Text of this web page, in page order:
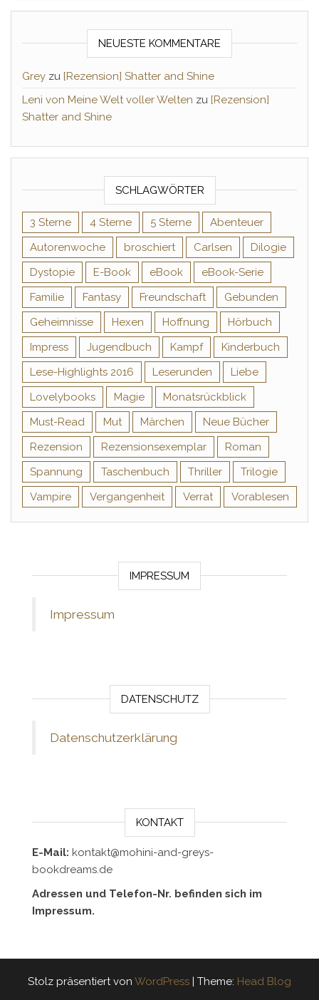
NEUESTE KOMMENTARE
Grey zu [Rezension] Shatter and Shine
Leni von Meine Welt voller Welten zu [Rezension]
Shatter and Shine
SCHLAGWÖRTER
3 Sterne 4 Sterne 5 Sterne
Abenteuer
Autorenwoche
broschiert Carlsen
Dilogie
Dystopie
E-Book eBook
eBook-Serie
Familie
Fantasy Freundschaft
Gebunden
Geheimnisse
Hexen Hoffnung
Hörbuch
Impress
Jugendbuch Kampf
Kinderbuch
Lese-Highlights 2016
Leserunden
Liebe
Lovelybooks
Magie
Monatsrückblick
Must-Read
Mut Märchen
Neue Bücher
Rezension
Rezensionsexemplar
Roman
Spannung
Taschenbuch Thriller
Trilogie
Vampire
Vergangenheit Verrat Vorablesen
IMPRESSUM
Impressum
DATENSCHUTZ
Datenschutzerklärung
KONTAKT
E-Mail: kontakt@mohini-and-greys-
bookdreams.de
Adressen und Telefon-Nr. befinden sich im
Impressum.
Stolz präsentiert von WordPress | Theme: Head Blog